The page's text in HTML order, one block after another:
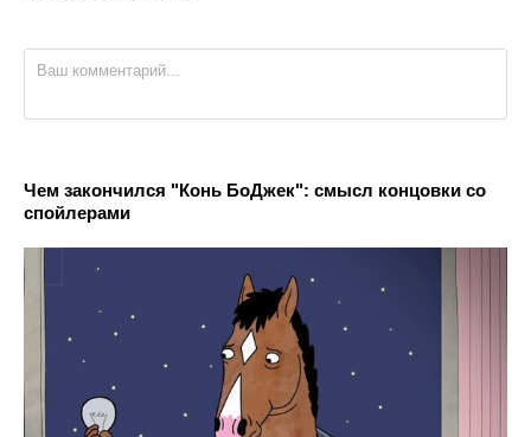
Чем закончился "Конь БоДжек": смысл концовки со
спойлерами